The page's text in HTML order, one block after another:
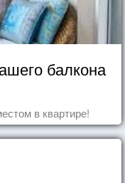
балкона
в квартире!